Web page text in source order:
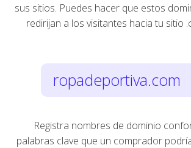
sus sitios. Puedes hacer que estos
redirijan a los visitantes hacia tu sitio
ropadeportiva.com
Registra nombres de dominio
palabras clave que un comprador